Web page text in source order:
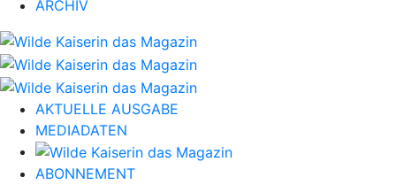
ARCHIV
AKTUELLE AUSGABE
MEDIADATEN
ABONNEMENT